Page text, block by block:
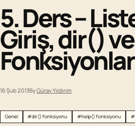
5. Ders –
Giriş, dir()
16 Şub 2013ByGüray Yıldırım
Genel #dir() fonksiyonu #help() fonksiyonu